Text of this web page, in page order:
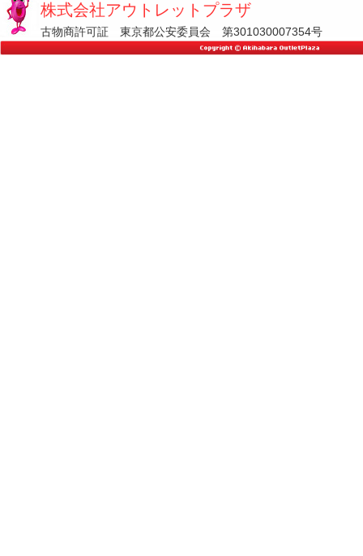
株式会社アウトレットプラザ
古物商許可証 東京都公安委員会 第301030007354号